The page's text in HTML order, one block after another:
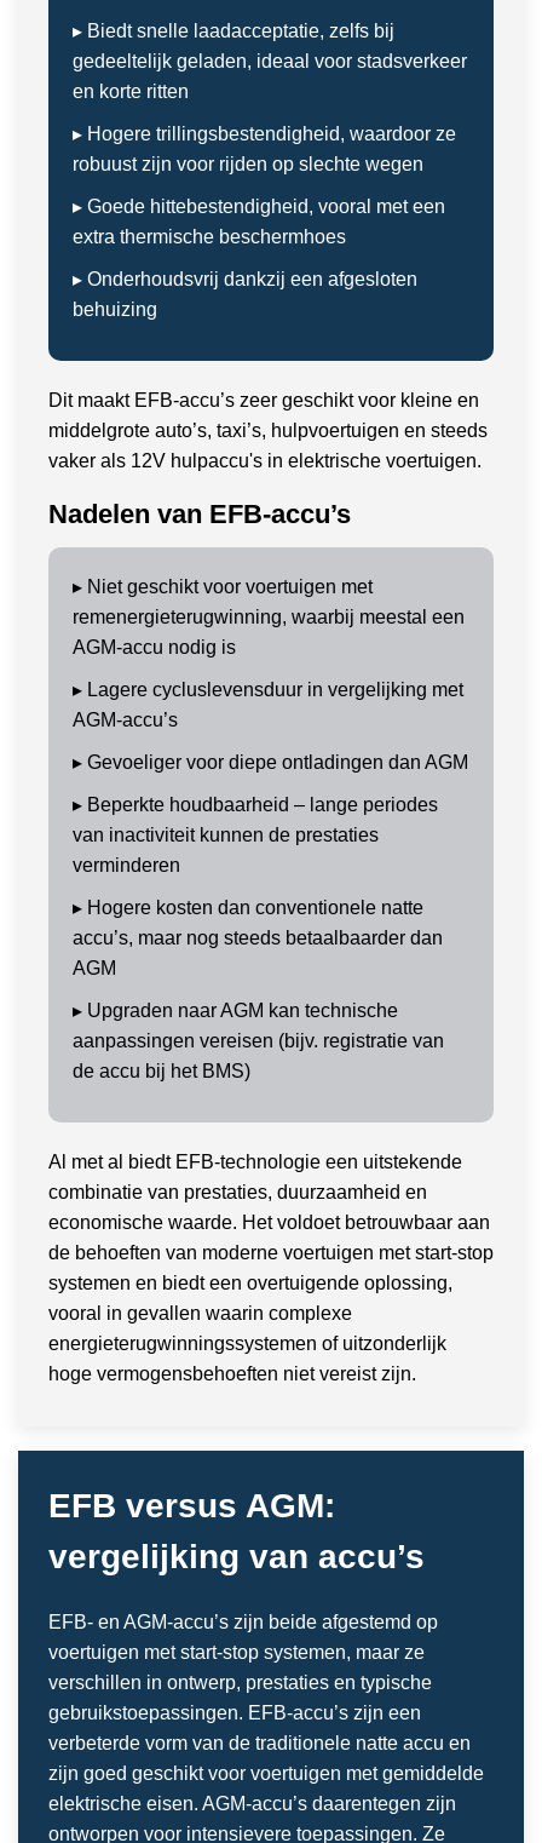
▸ Biedt snelle laadacceptatie, zelfs bij
gedeeltelijk geladen, ideaal voor stadsverkeer
en korte ritten
▸ Hogere trillingsbestendigheid, waardoor ze
robuust zijn voor rijden op slechte wegen
▸ Goede hittebestendigheid, vooral met een
extra thermische beschermhoes
▸ Onderhoudsvrij dankzij een afgesloten
behuizing
Dit maakt EFB-accu’s zeer geschikt voor kleine en
middelgrote auto’s, taxi’s, hulpvoertuigen en steeds
vaker als 12V hulpaccu's in elektrische voertuigen.
Nadelen van EFB-accu’s
▸ Niet geschikt voor voertuigen met
remenergieterugwinning, waarbij meestal een
AGM-accu nodig is
▸ Lagere cycluslevensduur in vergelijking met
AGM-accu’s
▸ Gevoeliger voor diepe ontladingen dan AGM
▸ Beperkte houdbaarheid – lange periodes
van inactiviteit kunnen de prestaties
verminderen
▸ Hogere kosten dan conventionele natte
accu’s, maar nog steeds betaalbaarder dan
AGM
▸ Upgraden naar AGM kan technische
aanpassingen vereisen (bijv. registratie van
de accu bij het BMS)
Al met al biedt EFB-technologie een uitstekende
combinatie van prestaties, duurzaamheid en
economische waarde. Het voldoet betrouwbaar aan
de behoeften van moderne voertuigen met start-stop
systemen en biedt een overtuigende oplossing,
vooral in gevallen waarin complexe
energieterugwinningssystemen of uitzonderlijk
hoge vermogensbehoeften niet vereist zijn.
EFB versus AGM:
vergelijking van accu’s
EFB- en AGM-accu’s zijn beide afgestemd op
voertuigen met start-stop systemen, maar ze
verschillen in ontwerp, prestaties en typische
gebruikstoepassingen. EFB-accu’s zijn een
verbeterde vorm van de traditionele natte accu en
zijn goed geschikt voor voertuigen met gemiddelde
elektrische eisen. AGM-accu’s daarentegen zijn
ontworpen voor intensievere toepassingen. Ze